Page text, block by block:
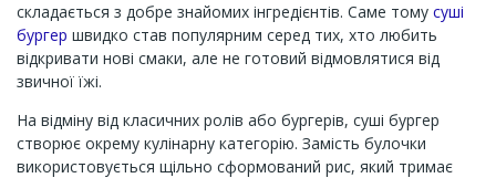
складається з добре знайомих інгредієнтів. Саме тому суші
бургер швидко став популярним серед тих, хто любить
відкривати нові смаки, але не готовий відмовлятися від
звичної їжі.
На відміну від класичних ролів або бургерів, суші бургер
створює окрему кулінарну категорію. Замість булочки
використовується щільно сформований рис, який тримає